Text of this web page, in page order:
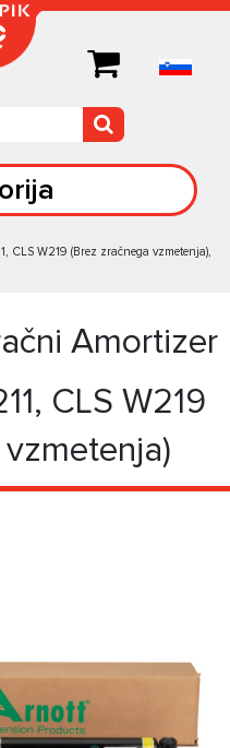
CLS W219 (Brez zračnega vzmetenja),
Amortizer
CLS W219